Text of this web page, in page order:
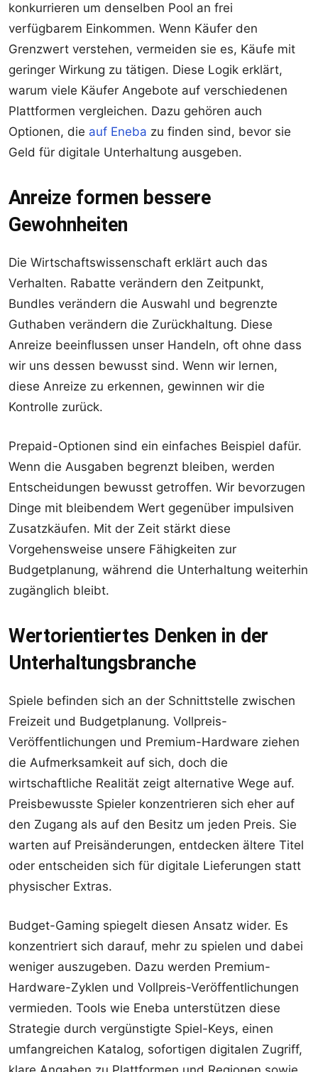
konkurrieren um denselben Pool an frei
verfügbarem Einkommen. Wenn Käufer den
Grenzwert verstehen, vermeiden sie es, Käufe mit
geringer Wirkung zu tätigen. Diese Logik erklärt,
warum viele Käufer Angebote auf verschiedenen
Plattformen vergleichen. Dazu gehören auch
Optionen, die auf Eneba zu finden sind, bevor sie
Geld für digitale Unterhaltung ausgeben.
Anreize formen bessere
Gewohnheiten
Die Wirtschaftswissenschaft erklärt auch das
Verhalten. Rabatte verändern den Zeitpunkt,
Bundles verändern die Auswahl und begrenzte
Guthaben verändern die Zurückhaltung. Diese
Anreize beeinflussen unser Handeln, oft ohne dass
wir uns dessen bewusst sind. Wenn wir lernen,
diese Anreize zu erkennen, gewinnen wir die
Kontrolle zurück.
Prepaid-Optionen sind ein einfaches Beispiel dafür.
Wenn die Ausgaben begrenzt bleiben, werden
Entscheidungen bewusst getroffen. Wir bevorzugen
Dinge mit bleibendem Wert gegenüber impulsiven
Zusatzkäufen. Mit der Zeit stärkt diese
Vorgehensweise unsere Fähigkeiten zur
Budgetplanung, während die Unterhaltung weiterhin
zugänglich bleibt.
Wertorientiertes Denken in der
Unterhaltungsbranche
Spiele befinden sich an der Schnittstelle zwischen
Freizeit und Budgetplanung. Vollpreis-
Veröffentlichungen und Premium-Hardware ziehen
die Aufmerksamkeit auf sich, doch die
wirtschaftliche Realität zeigt alternative Wege auf.
Preisbewusste Spieler konzentrieren sich eher auf
den Zugang als auf den Besitz um jeden Preis. Sie
warten auf Preisänderungen, entdecken ältere Titel
oder entscheiden sich für digitale Lieferungen statt
physischer Extras.
Budget-Gaming spiegelt diesen Ansatz wider. Es
konzentriert sich darauf, mehr zu spielen und dabei
weniger auszugeben. Dazu werden Premium-
Hardware-Zyklen und Vollpreis-Veröffentlichungen
vermieden. Tools wie Eneba unterstützen diese
Strategie durch vergünstigte Spiel-Keys, einen
umfangreichen Katalog, sofortigen digitalen Zugriff,